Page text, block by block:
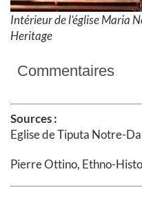
Intérieur de l’église Maria
Heritage
Commentaires
Sources :
Eglise de Tiputa Notre-
Pierre Ottino, Ethno-